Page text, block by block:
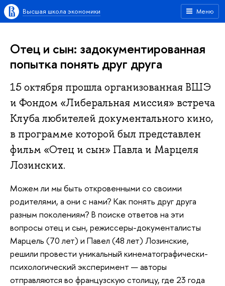
Меню
Высшая школа экономики
Отец и сын: задокументированная
попытка понять друг друга
15 октября прошла организованная ВШЭ
и Фондом «Либеральная миссия» встреча
Клуба любителей документального кино,
в программе которой был представлен
фильм «Отец и сын» Павла и Марцеля
Лозинских.
Можем ли мы быть откровенными со своими
родителями, а они с нами? Как понять друг друга
разным поколениям? В поиске ответов на эти
вопросы отец и сын, режиссеры-документалисты
Марцель (70 лет) и Павел (48 лет) Лозинские,
решили провести уникальный кинематографически-
психологический эксперимент — авторы
отправляются во французскую столицу, где 23 года